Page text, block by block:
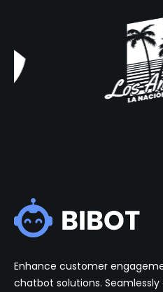
Enhance customer
chatbot solutions.